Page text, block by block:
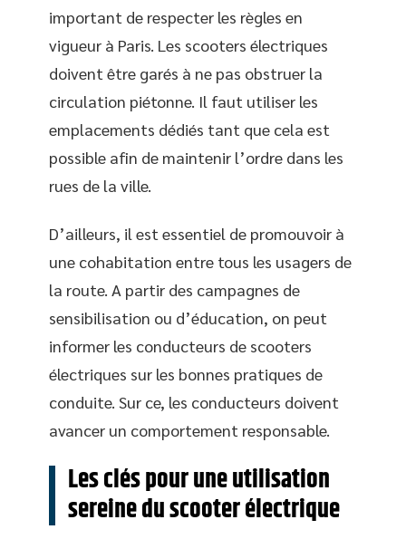
important de respecter les règles en
vigueur à Paris. Les scooters électriques
doivent être garés à ne pas obstruer la
circulation piétonne. Il faut utiliser les
emplacements dédiés tant que cela est
possible afin de maintenir l’ordre dans les
rues de la ville.
D’ailleurs, il est essentiel de promouvoir à
une cohabitation entre tous les usagers de
la route. A partir des campagnes de
sensibilisation ou d’éducation, on peut
informer les conducteurs de scooters
électriques sur les bonnes pratiques de
conduite. Sur ce, les conducteurs doivent
avancer un comportement responsable.
Les clés pour une utilisation
sereine du scooter électrique